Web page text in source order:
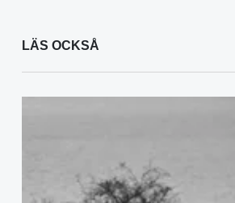
LÄS OCKSÅ